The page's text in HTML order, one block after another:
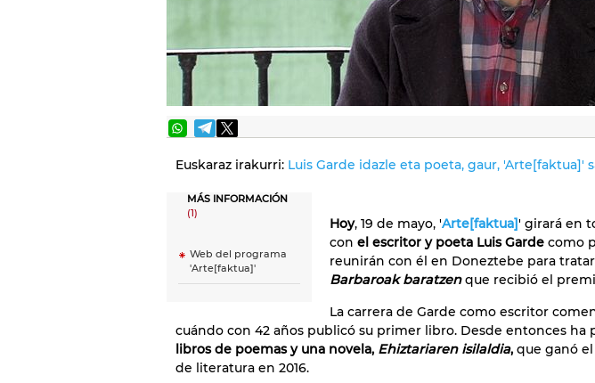
Euskaraz irakurri: Luis Garde idazle eta poeta, gaur, 'Arte[faktua]'
MÁS INFORMACIÓN
(1)
Web del programa
'Arte[faktua]'
Hoy, 19 de mayo, 'Arte[faktua]' girará en
con el escritor y poeta Luis Garde como
reunirán con él en Doneztebe para
Barbaroak baratzenque recibió el
La carrera de Garde como escritor
cuándo con 42 años publicó su primer libro. Desde entonces ha
libros de poemas y una novela, Ehiztariaren isilaldia, que ganó
de literatura en 2016.